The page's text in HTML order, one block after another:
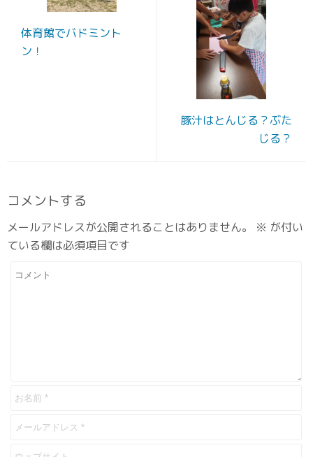
体育館でバドミント
ン！
豚汁はとんじる？ぶた
じる？
コメントする
メールアドレスが公開されることはありません。 ※ が付い
ている欄は必須項目です